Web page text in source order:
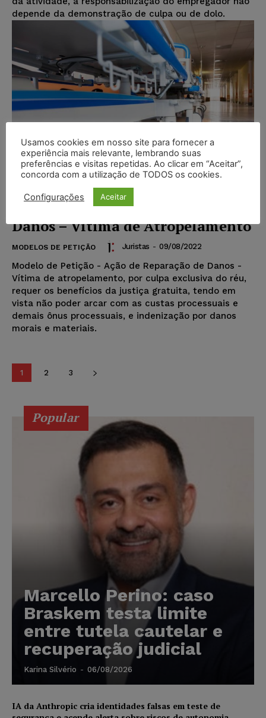
depende da demonstração de culpa ou de dolo.
Petição – Ação de Reparação de
Danos – Vítima de Atropelamento
MODELOS DE PETIÇÃO Juristas - 09/08/2022
Modelo de Petição - Ação de Reparação de Danos -
Vítima de atropelamento, por culpa exclusiva do réu,
requer os benefícios da justiça gratuita, tendo em
vista não poder arcar com as custas processuais e
demais ônus processuais, e indenização por danos
morais e materiais.
1 2 3
Popular
Marcello Perino: caso
Braskem testa limite
entre tutela cautelar e
recuperação judicial
Karina Silvério - 06/08/2026
IA da Anthropic cria identidades falsas em teste de
Usamos cookies em nosso site para fornecer a
experiência mais relevante, lembrando suas
preferências e visitas repetidas. Ao clicar em “Aceitar”,
concorda com a utilização de TODOS os cookies.
Configurações Aceitar